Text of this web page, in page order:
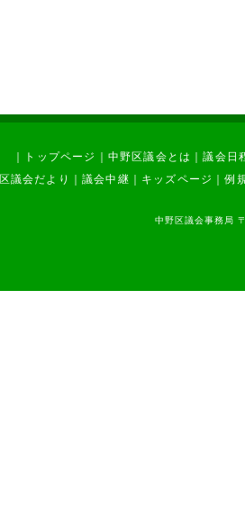
トップページ 中野区議会とは ｜議会日
区議会だより ｜議会中継 キッズページ ｜例
中野区議会事務局